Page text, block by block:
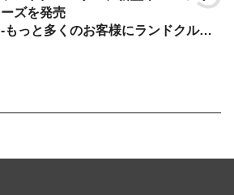
ーズを発売
-もっと多くのお客様にランドクルー